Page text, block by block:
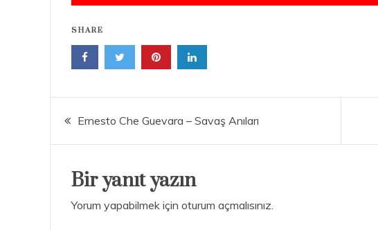
SHARE
Yazı
gezinmesi
Ernesto Che Guevara – Savaş Anıları
Bir yanıt yazın
Yorum yapabilmek için oturum açmalısınız